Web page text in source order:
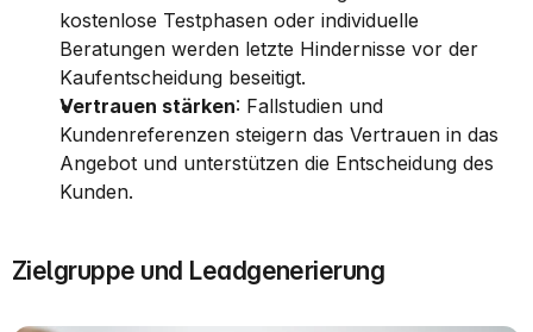
kostenlose Testphasen oder individuelle
Beratungen werden letzte Hindernisse vor der
Kaufentscheidung beseitigt.
Vertrauen stärken: Fallstudien und
Kundenreferenzen steigern das Vertrauen in das
Angebot und unterstützen die Entscheidung des
Kunden.
Zielgruppe und Leadgenerierung